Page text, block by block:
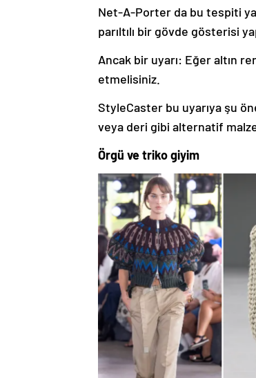
Net-A-Porter da bu tespiti
parıltılı bir gövde gösterisi
Ancak bir uyarı: Eğer altın
etmelisiniz.
StyleCaster bu uyarıya şu
veya deri gibi alternatif
Örgü ve triko giyim